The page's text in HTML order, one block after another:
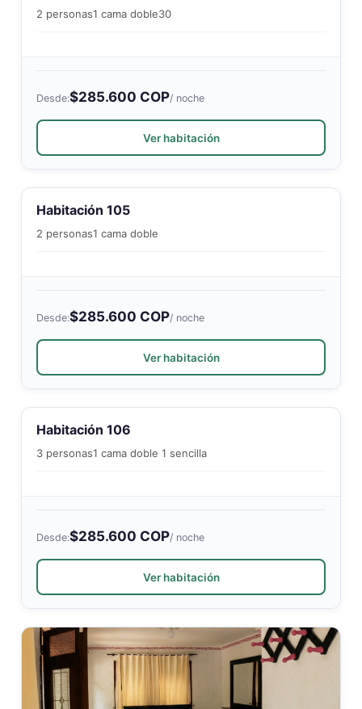
2 personas1 cama doble30
Desde:$285.600 COP/ noche
Ver habitación
Habitación 105
2 personas1 cama doble
Desde:$285.600 COP/ noche
Ver habitación
Habitación 106
3 personas1 cama doble 1 sencilla
Desde:$285.600 COP/ noche
Ver habitación